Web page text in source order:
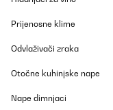
muy rápido, me
tamaño más
y es de bajo
Prijenosne klime
Odvlaživači zraka
Otočne kuhinjske nape
Nape dimnjaci